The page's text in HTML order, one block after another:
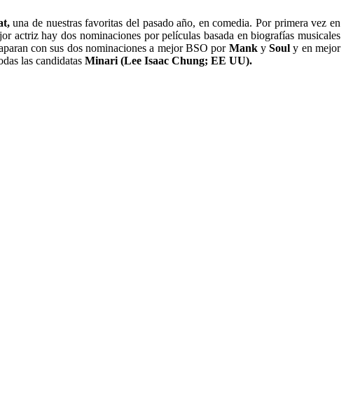
una de nuestras favoritas del pasado año, en comedia. Por primera vez en
actriz hay dos nominaciones por películas basada en biografías musicales
con sus dos nominaciones a mejor BSO por MankySouly en mejor
las candidatas Minari (Lee Isaac Chung; EE UU).